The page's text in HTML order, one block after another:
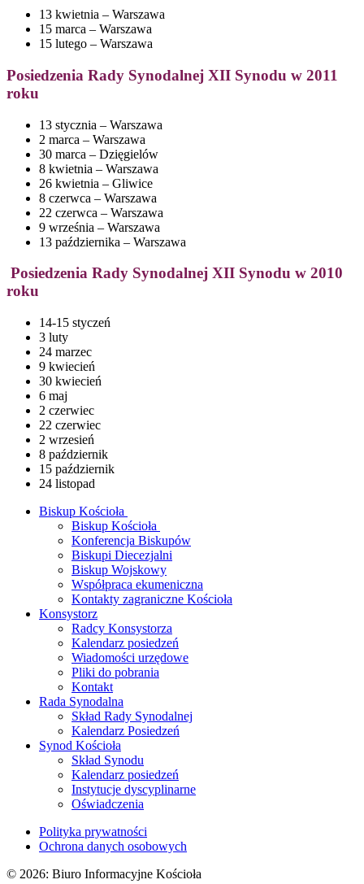
13 kwietnia – Warszawa
15 marca – Warszawa
15 lutego – Warszawa
Posiedzenia Rady Synodalnej XII Synodu w 2011
roku
13 stycznia – Warszawa
2 marca – Warszawa
30 marca – Dzięgielów
8 kwietnia – Warszawa
26 kwietnia – Gliwice
8 czerwca – Warszawa
22 czerwca – Warszawa
9 września – Warszawa
13 października – Warszawa
Posiedzenia Rady Synodalnej XII Synodu w 2010
roku
14-15 styczeń
3 luty
24 marzec
9 kwiecień
30 kwiecień
6 maj
2 czerwiec
22 czerwiec
2 wrzesień
8 październik
15 październik
24 listopad
Biskup Kościoła
Biskup Kościoła
Konferencja Biskupów
Biskupi Diecezjalni
Biskup Wojskowy
Współpraca ekumeniczna
Kontakty zagraniczne Kościoła
Konsystorz
Radcy Konsystorza
Kalendarz posiedzeń
Wiadomości urzędowe
Pliki do pobrania
Kontakt
Rada Synodalna
Skład Rady Synodalnej
Kalendarz Posiedzeń
Synod Kościoła
Skład Synodu
Kalendarz posiedzeń
Instytucje dyscyplinarne
Oświadczenia
Polityka prywatności
Ochrona danych osobowych
© 2026: Biuro Informacyjne Kościoła